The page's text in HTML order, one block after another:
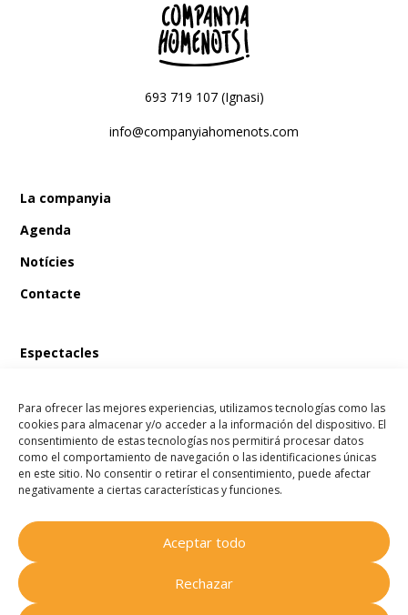
Para ofrecer las mejores experiencias, utilizamos tecnologías como las
cookies para almacenar y/o acceder a la información del dispositivo. El
consentimiento de estas tecnologías nos permitirá procesar datos
como el comportamiento de navegación o las identificaciones únicas
en este sitio. No consentir o retirar el consentimiento, puede afectar
negativamente a ciertas características y funciones.
Aceptar todo
Rechazar
693 719 107 (Ignasi)
info@companyiahomenots.com
La companyia
Agenda
Notícies
Contacte
Espectacles
En Bum i el llibre màgic de les fades
En Bum i l’estel dels desitjos
En Bum i el secret de l’amistat
Companyia Homenots
Tots els drets reservats.